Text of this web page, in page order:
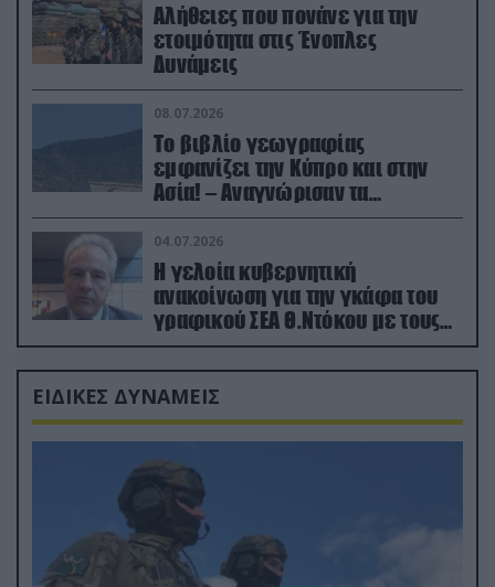
Αλήθειες που πονάνε για την
ετοιμότητα στις Ένοπλες
Δυνάμεις
08.07.2026
Το βιβλίο γεωγραφίας
εμφανίζει την Κύπρο και στην
Ασία! – Αναγνώρισαν τα
κατεχόμενα; (φωτο)
04.07.2026
Η γελοία κυβερνητική
ανακοίνωση για την γκάφα του
γραφικού ΣΕΑ Θ.Ντόκου με τους
Ρώσους φαρσέρ
ΕΙΔΙΚΕΣ ΔΥΝΑΜΕΙΣ